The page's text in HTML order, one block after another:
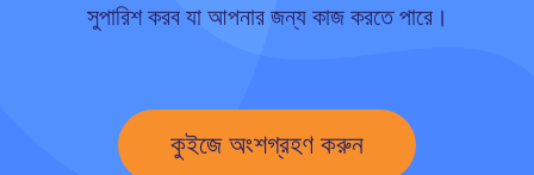
সুপারিশ করব যা আপনার জন্য কাজ করতে পারে।
কুইজে অংশগ্রহণ করুন